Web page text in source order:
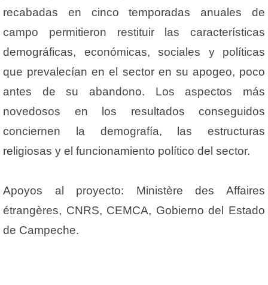
recabadas en cinco temporadas anuales de
campo permitieron restituir las características
demográficas, económicas, sociales y políticas
que prevalecían en el sector en su apogeo, poco
antes de su abandono. Los aspectos más
novedosos en los resultados conseguidos
conciernen la demografía, las estructuras
religiosas y el funcionamiento político del sector.
Apoyos al proyecto: Ministère des Affaires
étrangères, CNRS, CEMCA, Gobierno del Estado
de Campeche.